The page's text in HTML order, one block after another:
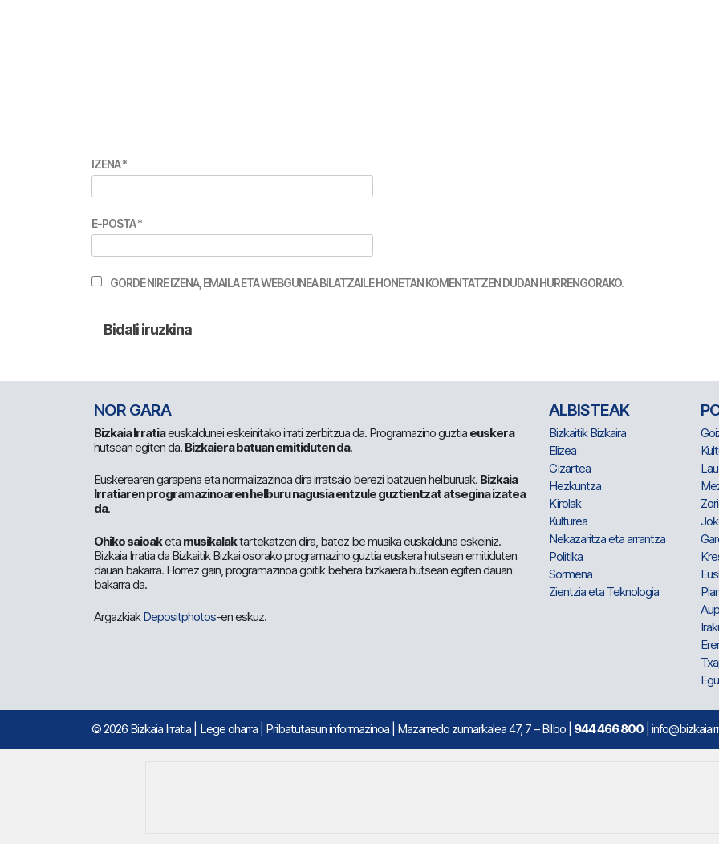
IZENA*
E-POSTA*
GORDE NIRE IZENA, EMAILA ETA WEBGUNEA BILATZAILE HONETAN KOMENTATZEN DUDAN HURRENGORAKO.
NOR GARA
Bizkaia Irratiaeuskaldunei eskeinitako irrati zerbitzua da. Programazino guztia euskera
hutsean egiten da. Bizkaiera batuan emitiduten da.
Euskerearen garapena eta normalizazinoa dira irratsaio berezi batzuen helburuak. Bizkaia
Irratiaren programazinoaren helburu nagusia entzule guztientzat atsegina izatea
da.
Ohiko saioaketa musikalaktartekatzen dira, batez be musika euskalduna eskeiniz.
Bizkaia Irratia da Bizkaitik Bizkai osorako programazino guztia euskera hutsean emitiduten
dauan bakarra. Horrez gain, programazinoa goitik behera bizkaiera hutsean egiten dauan
bakarra da.
ArgazkiakDepositphotos-en eskuz.
ALBISTEAK
Bizkaitik Bizkaira
Elizea
Gizartea
Hezkuntza
Kirolak
Kulturea
Nekazaritza eta arrantza
Politika
Sormena
Zientzia eta Teknologia
© 2026 Bizkaia Irratia Lege oharra Pribatutasun informazinoa | Mazarredo zumarkalea 47, 7 – Bilbo | 944 466 800 |